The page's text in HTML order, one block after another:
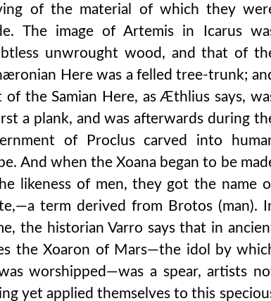
to abandon the customs of their fathers.
of christ.
instructions of christ.
of the material of which they
The image of Artemis in Icarus
unwrought wood, and that of
Here was a felled tree-trunk;
of the Samian Here, as Æthlius says,
a plank, and was afterwards during
of Proclus carved into
And when the Xoana began to be
likeness of men, they got the name
term derived from Brotos (man).
the historian Varro says that in
the Xoaron of Mars—the idol by
worshipped—was a spear, artists
yet applied themselves to this